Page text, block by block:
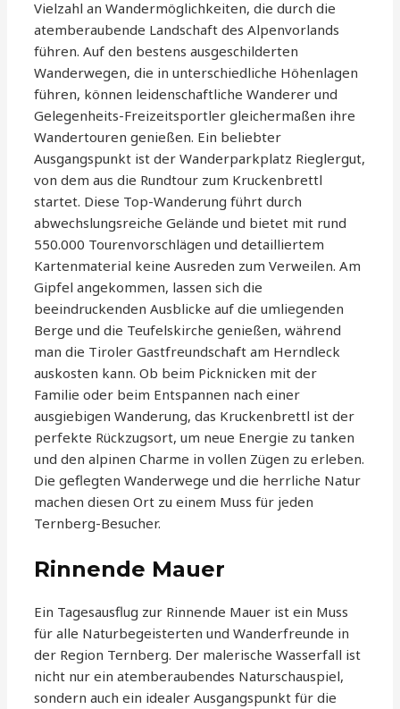
Vielzahl an Wandermöglichkeiten, die durch die
atemberaubende Landschaft des Alpenvorlands
führen. Auf den bestens ausgeschilderten
Wanderwegen, die in unterschiedliche Höhenlagen
führen, können leidenschaftliche Wanderer und
Gelegenheits-Freizeitsportler gleichermaßen ihre
Wandertouren genießen. Ein beliebter
Ausgangspunkt ist der Wanderparkplatz Rieglergut,
von dem aus die Rundtour zum Kruckenbrettl
startet. Diese Top-Wanderung führt durch
abwechslungsreiche Gelände und bietet mit rund
550.000 Tourenvorschlägen und detailliertem
Kartenmaterial keine Ausreden zum Verweilen. Am
Gipfel angekommen, lassen sich die
beeindruckenden Ausblicke auf die umliegenden
Berge und die Teufelskirche genießen, während
man die Tiroler Gastfreundschaft am Herndleck
auskosten kann. Ob beim Picknicken mit der
Familie oder beim Entspannen nach einer
ausgiebigen Wanderung, das Kruckenbrettl ist der
perfekte Rückzugsort, um neue Energie zu tanken
und den alpinen Charme in vollen Zügen zu erleben.
Die geflegten Wanderwege und die herrliche Natur
machen diesen Ort zu einem Muss für jeden
Ternberg-Besucher.
Rinnende Mauer
Ein Tagesausflug zur Rinnende Mauer ist ein Muss
für alle Naturbegeisterten und Wanderfreunde in
der Region Ternberg. Der malerische Wasserfall ist
nicht nur ein atemberaubendes Naturschauspiel,
sondern auch ein idealer Ausgangspunkt für die